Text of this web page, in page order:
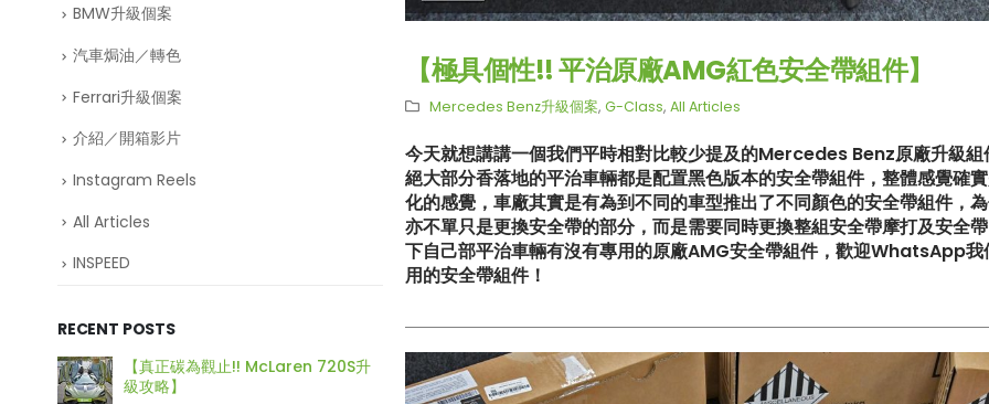
【極具個性!! 平治原廠AMG紅色安全帶組件】
Mercedes Benz升級個案, G-Class, All Articles
今天就想講講一個我們平時相對比較少提及的Mercedes Benz原廠升級
絕大部分香落地的平治車輛都是配置黑色版本的安全帶組件，整體感覺確
化的感覺，車廠其實是有為到不同的車型推出了不同顏色的安全帶組件，
亦不單只是更換安全帶的部分，而是需要同時更換整組安全帶摩打及安全
下自己部平治車輛有沒有專用的原廠AMG安全帶組件，歡迎WhatsApp
用的安全帶組件！
BMW升級個案
汽車焗油／轉色
Ferrari升級個案
介紹／開箱影片
Instagram Reels
All Articles
INSPEED
RECENT POSTS
【比原裝M3更像一部M3?! ADRO最
新V2包圍】
【再向經典致敬!! Suzuki Jimny XL化
身迷你G-Class】
【真正碳為觀止!! McLaren
級攻略】